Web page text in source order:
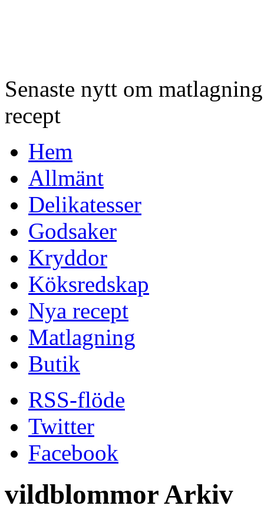
Senaste nytt om
recept
Hem
Allmänt
Delikatesser
Godsaker
Kryddor
Köksredskap
Nya recept
Matlagning
Butik
RSS-flöde
Twitter
Facebook
vildblommor Arkiv